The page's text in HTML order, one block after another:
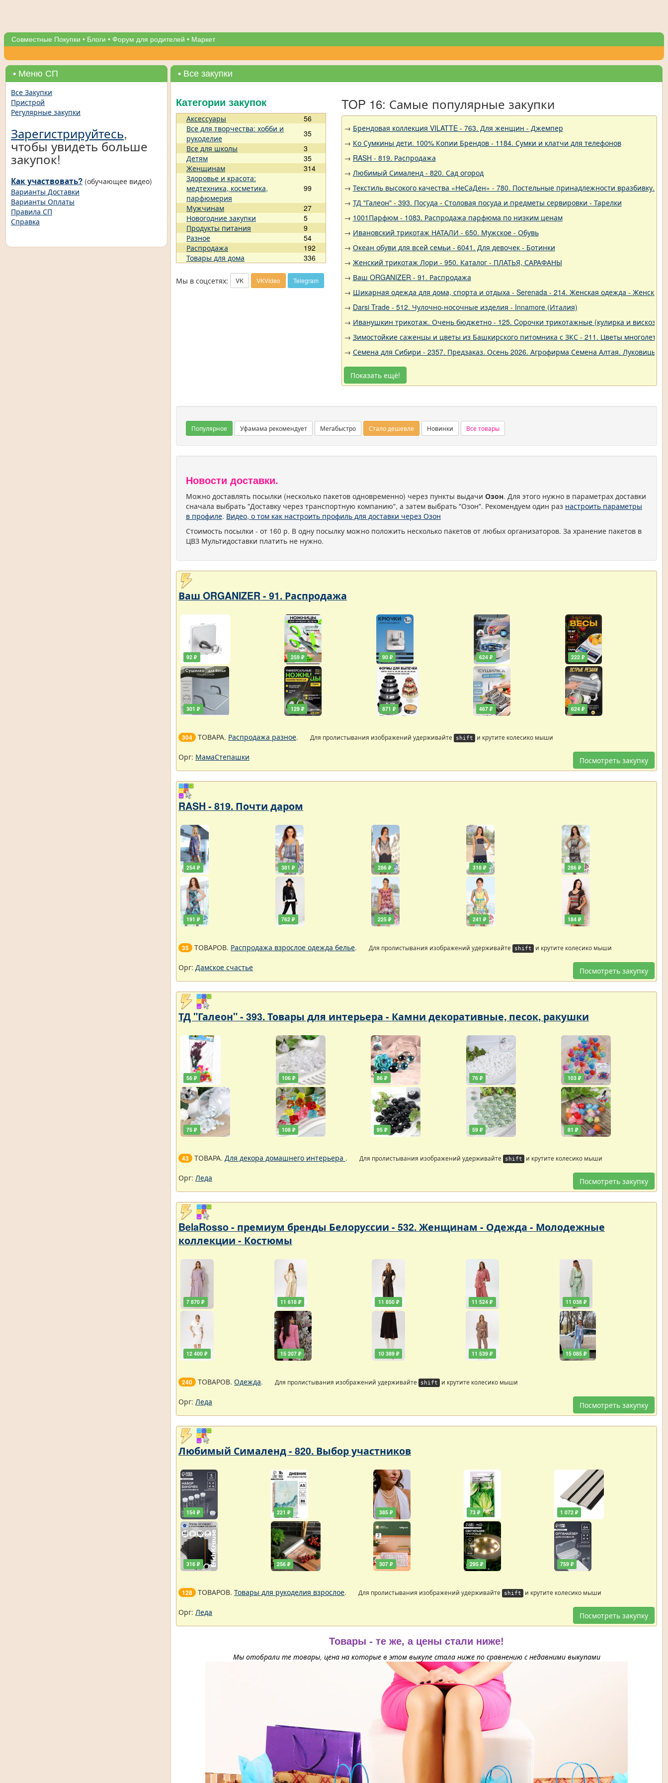
Совместные Покупки • Блоги • Форум для родителей • Маркет
• Меню СП
Все Закупки
Пристрой
Регулярные закупки
Зарегистрируйтесь,
чтобы увидеть больше
закупок!
Как участвовать? (обучающее видео)
Варианты Доставки
Варианты Оплаты
Правила СП
Справка
• Все закупки
Категории закупок
Аксессуары
56
Все для творчества: хобби и
рукоделие
35
Все для школы
3
Детям
35
Женщинам
314
Здоровье и красота:
медтехника, косметика,
парфюмерия
99
Мужчинам
27
Новогодние закупки
5
Продукты питания
9
Разное
54
Распродажа
192
Товары для дома
336
Мы в соцсетях: VK VKVideo Telegram
TOP 16: Самые популярные закупки
→ Брендовая коллекция VILATTE - 763. Для женщин - Джемпер
→ Ко Сумкины дети. 100% Копии Брендов - 1184. Сумки и клатчи для телефонов
→ RASH - 819. Распродажа
→ Любимый Сималенд - 820. Сад огород
→ Текстиль высокого качества «НеСаДен» - 780. Постельные принадлежности вразбивку.
→ ТД "Галеон" - 393. Посуда - Столовая посуда и предметы сервировки - Тарелки
→ 1001Парфюм - 1083. Распродажа парфюма по низким ценам
→ Ивановский трикотаж НАТАЛИ - 650. Мужское - Обувь
→ Океан обуви для всей семьи - 6041. Для девочек - Ботинки
→ Женский трикотаж Лори - 950. Каталог - ПЛАТЬЯ, САРАФАНЫ
→ Ваш ORGANIZER - 91. Распродажа
→ Шикарная одежда для дома, спорта и отдыха - Serenada - 214. Женская одежда - Женские
→ Darsi Trade - 512. Чулочно-носочные изделия - Innamore (Италия)
→ Иванушкин трикотаж. Очень бюджетно - 125. Cорочки трикотажные (кулирка и вискоза)
→ Зимостойкие саженцы и цветы из Башкирского питомника с ЗКС - 211. Цветы
→ Семена для Сибири - 2357. Предзаказ. Осень 2026. Агрофирма Семена Алтая. Луковицы.
Показать ещё!
Популярное Уфамама рекомендует Мегабыстро Стало дешевле Новинки Все товары
Новости доставки.
Можно доставлять посылки (несколько пакетов одновременно) через пункты выдачи Озон. Для этого нужно в параметрах доставки
сначала выбрать "Доставку через транспортную компанию", а затем выбрать "Озон". Рекомендуем один раз настроить параметры
в профиле. Видео, о том как настроить профиль для доставки через Озон
Стоимость посылки - от 160 р. В одну посылку можно положить несколько пакетов от любых организаторов. За хранение пакетов в
ЦВЗ Мультидоставки платить не нужно.
Ваш ORGANIZER - 91. Распродажа
92 ₽
301 ₽
259 ₽
129 ₽
90 ₽
871 ₽
624 ₽
467 ₽
222 ₽
624 ₽
304 ТОВАРА. Распродажа разное. Для пролистывания изображений удерживайте shift и крутите колесико мыши
Посмотреть закупку
Орг: МамаСтепашки
RASH - 819. Почти даром
254 ₽
191 ₽
381 ₽
762 ₽
286 ₽
225 ₽
318 ₽
241 ₽
286 ₽
184 ₽
35 ТОВАРОВ. Распродажа взрослое одежда белье. Для пролистывания изображений удерживайте shift и крутите колесико мыши
Посмотреть закупку
Орг: Дамское счастье
ТД "Галеон" - 393. Товары для интерьера - Камни декоративные, песок, ракушки
56 ₽
75 ₽
106 ₽
108 ₽
86 ₽
95 ₽
76 ₽
59 ₽
103 ₽
81 ₽
43 ТОВАРА. Для декора домашнего интерьера . Для пролистывания изображений удерживайте shift и крутите колесико мыши
Посмотреть закупку
Орг: Леда
BelaRosso - премиум бренды Белоруссии - 532. Женщинам - Одежда - Молодежные
коллекции - Костюмы
7 870 ₽
12 400 ₽
11 618 ₽
15 207 ₽
11 850 ₽
10 389 ₽
11 524 ₽
11 539 ₽
11 038 ₽
15 085 ₽
240 ТОВАРОВ. Одежда. Для пролистывания изображений удерживайте shift и крутите колесико мыши
Посмотреть закупку
Орг: Леда
Любимый Сималенд - 820. Выбор участников
154 ₽
316 ₽
221 ₽
256 ₽
385 ₽
307 ₽
73 ₽
295 ₽
1 072 ₽
759 ₽
128 ТОВАРОВ. Товары для рукоделия взрослое. Для пролистывания изображений удерживайте shift и крутите колесико мыши
Посмотреть закупку
Орг: Леда
Товары - те же, а цены стали ниже!
Мы отобрали те товары, цена на которые в этом выкупе стала ниже по сравнению с недавними выкупами